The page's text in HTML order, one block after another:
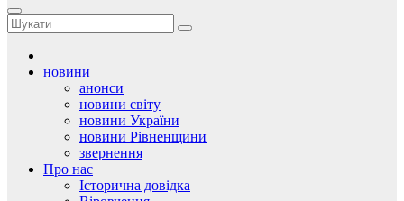
новини
анонси
новини світу
новини України
новини Рівненщини
звернення
Про нас
Історична довідка